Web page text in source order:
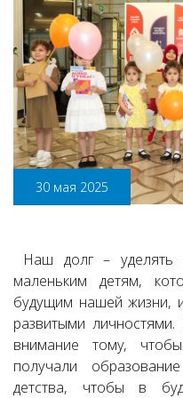
30 мая 2025
Наш долг –
маленьким детям,
будущим нашей жизни,
развитыми
внимание тому,
получали
детства, чтобы в